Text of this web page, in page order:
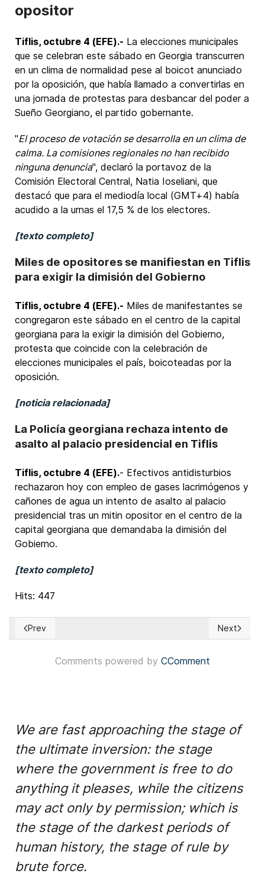
opositor
Tiflis, octubre 4 (EFE).- La elecciones municipales
que se celebran este sábado en Georgia transcurren
en un clima de normalidad pese al boicot anunciado
por la oposición, que había llamado a convertirlas en
una jornada de protestas para desbancar del poder a
Sueño Georgiano, el partido gobernante.
"El proceso de votación se desarrolla en un clima de
calma. La comisiones regionales no han recibido
ninguna denuncia", declaró la portavoz de la
Comisión Electoral Central, Natia Ioseliani, que
destacó que para el mediodía local (GMT+4) había
acudido a la urnas el 17,5 % de los electores.
[texto completo]
Miles de opositores se manifiestan en Tiflis
para exigir la dimisión del Gobierno
Tiflis, octubre 4 (EFE).- Miles de manifestantes se
congregaron este sábado en el centro de la capital
georgiana para la exigir la dimisión del Gobierno,
protesta que coincide con la celebración de
elecciones municipales el país, boicoteadas por la
oposición.
[noticia relacionada]
La Policía georgiana rechaza intento de
asalto al palacio presidencial en Tiflis
Tiflis, octubre 4 (EFE).- Efectivos antidisturbios
rechazaron hoy con empleo de gases lacrimógenos y
cañones de agua un intento de asalto al palacio
presidencial tras un mitin opositor en el centro de la
capital georgiana que demandaba la dimisión del
Gobierno.
[texto completo]
Hits: 447
Previous article: Japón: Sanae Takaichi se convirtió en la
Prev Next
Next
Comments powered by CComment
We are fast approaching the stage of
the ultimate inversion: the stage
where the government is free to do
anything it pleases, while the citizens
may act only by permission; which is
the stage of the darkest periods of
human history, the stage of rule by
brute force.